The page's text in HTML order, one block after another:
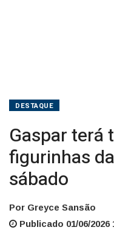
DESTAQUE
Gaspar terá
figurinhas
sábado
Por Greyce Sansão
Publicado 01/06/